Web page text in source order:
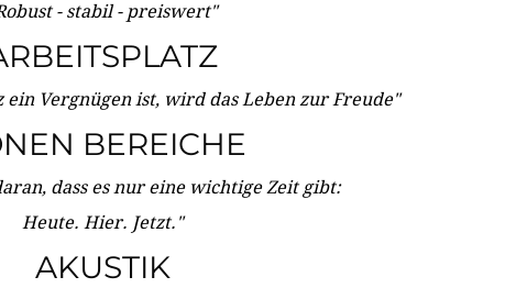
- stabil - preiswert"
Vergnügen ist, wird das Leben zur Freude"
BEREICHE
dass es nur eine wichtige Zeit gibt:
Heute. Hier. Jetzt."
AKUSTIK